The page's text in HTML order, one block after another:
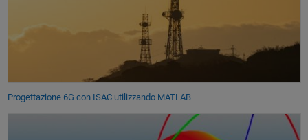
Progettazione 6G con ISAC utilizzando MATLAB